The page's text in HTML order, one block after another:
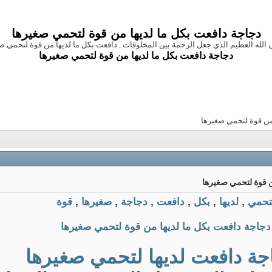
دجاجة دافعت بكل ما لديها من قوة لتحمي صغيرها
الله العظيم الذي جعل الرحمة بين المخلوقات , دافعت بكل ما لديها من قوة لتحمي
دجاجة دافعت بكل ما لديها من قوة لتحمي صغيرها
قوة لتحمي صغيرها
قوة لتحمي صغيرها
,لديها , بكل ,دافعت ,دجاجة ,صغيرها ,قوة
دجاجة دافعت بكل ما لديها من قوة لتحمي صغيرها